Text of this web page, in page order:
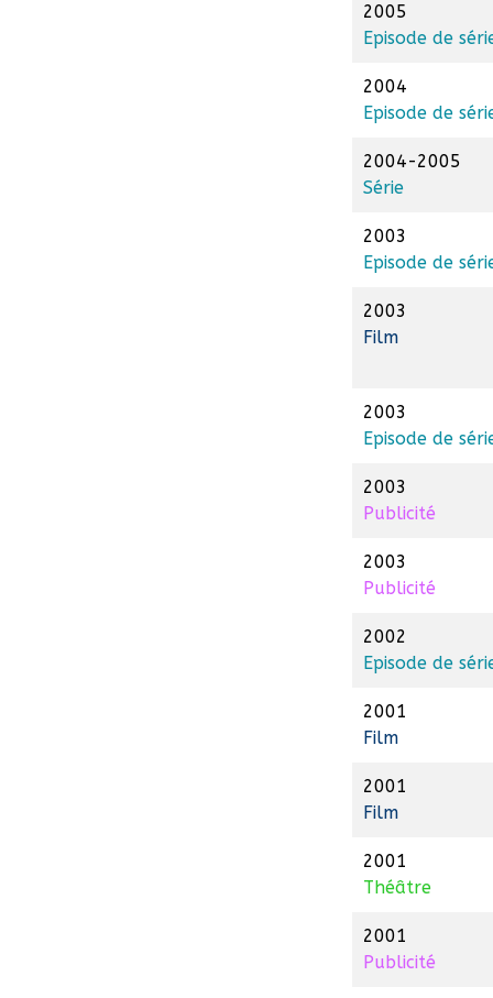
2005
Episode de
2004
Episode de
2004-2005
Série
2003
Episode de
2003
Film
2003
Episode de
2003
Publicité
2003
Publicité
2002
Episode de
2001
Film
2001
Film
2001
Théâtre
2001
Publicité